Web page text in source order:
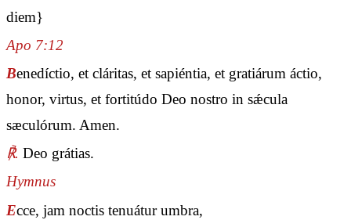
diem}
Apo 7:12
Benedíctio, et cláritas, et sapiéntia, et gratiárum áctio,
honor, virtus, et fortitúdo Deo nostro in sǽcula
sæculórum. Amen.
℟. Deo grátias.
Hymnus
Ecce, jam noctis tenuátur umbra,